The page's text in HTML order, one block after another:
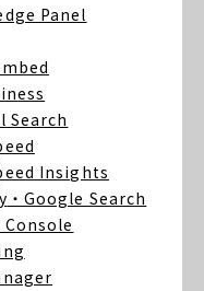
Panel
Search
Insights
・Google Search
Console